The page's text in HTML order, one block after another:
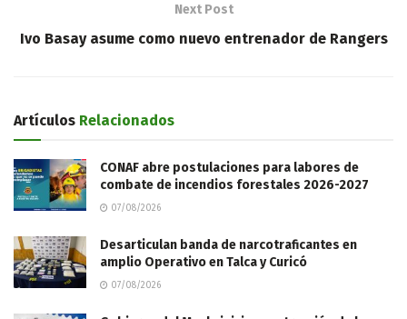
Next Post
Ivo Basay asume como nuevo entrenador de Rangers
Artículos Relacionados
CONAF abre postulaciones para labores de
combate de incendios forestales 2026-2027
07/08/2026
Desarticulan banda de narcotraficantes en
amplio Operativo en Talca y Curicó
07/08/2026